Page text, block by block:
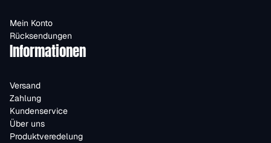
Mein Konto
Rücksendungen
Informationen
Versand
Zahlung
Kundenservice
Über uns
Produktveredelung